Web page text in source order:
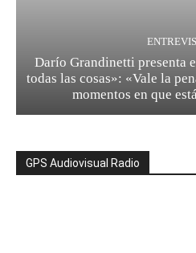
Darío Grandinetti presenta
todas las cosas»: «Vale la
momentos en que
GPS Audiovisual Radio